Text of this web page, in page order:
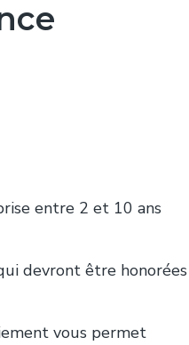
entre 2 et 10 ans
devront être honorées
vous permet